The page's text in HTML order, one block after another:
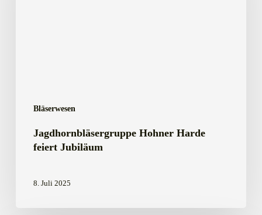
Bläserwesen
Jagdhornbläsergruppe Hohner Harde
feiert Jubiläum
8. Juli 2025